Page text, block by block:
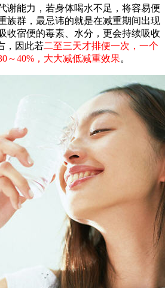
谢能力，若身体喝水不足，将容易便
族群，最忌讳的就是在减重期间出现
收宿便的毒素、水分，更会持续吸收
，因此若二至三天才排便一次，一个
～40%，大大减低减重效果。